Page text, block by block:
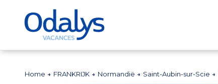
Home FRANKRIJK Normandië Saint-Aubin-sur-Scie